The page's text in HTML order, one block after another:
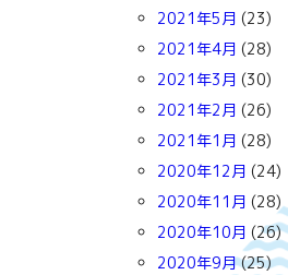
2021年5月 (23)
2021年4月 (28)
2021年3月 (30)
2021年2月 (26)
2021年1月 (28)
2020年12月 (24)
2020年11月 (28)
2020年10月 (26)
2020年9月(25)